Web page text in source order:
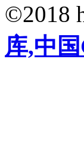
©2018
库,中